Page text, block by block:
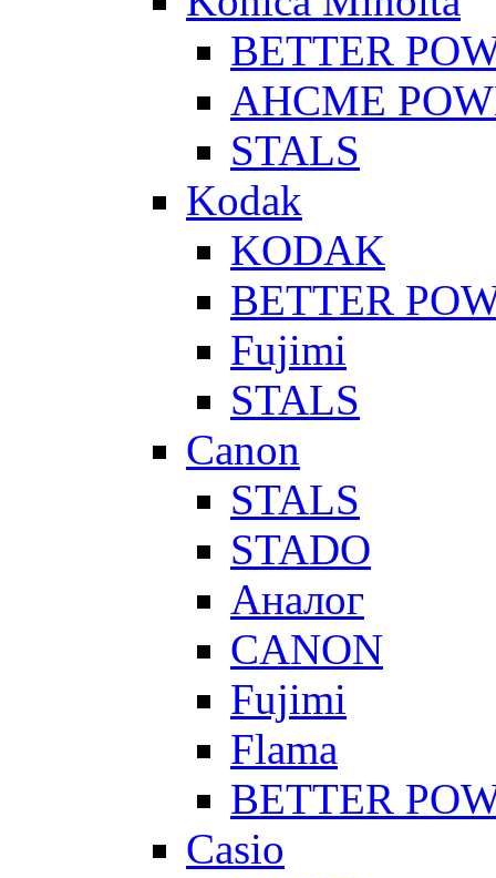
BETTER
AHCME
STALS
Kodak
KODAK
BETTER
Fujimi
STALS
Canon
STALS
STADO
Аналог
CANON
Fujimi
Flama
BETTER
Casio